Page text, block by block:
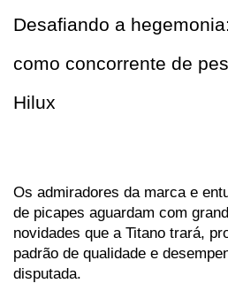
Desafiando a
como concorrente de
Hilux
Os admiradores da marca e
de picapes aguardam com
novidades que a Titano trará,
padrão de qualidade e
disputada.